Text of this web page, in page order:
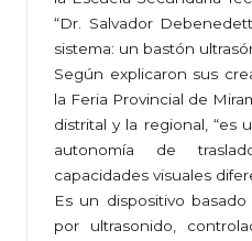
“Dr. Salvador
sistema: un bastón
Según explicaron sus
la Feria Provincial de
distrital y la regional, “es
autonomía de
capacidades visuales
Es un dispositivo
por ultrasonido,